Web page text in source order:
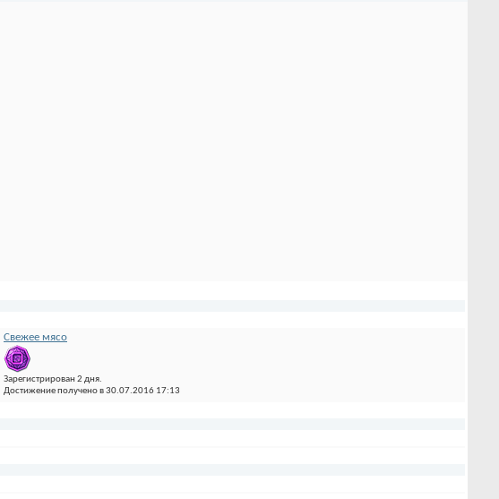
Свежее мясо
Зарегистрирован 2 дня.
Достижение получено в 30.07.2016 17:13